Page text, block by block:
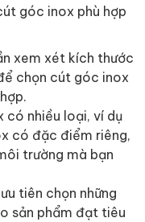
góc inox phù hợp
xem xét kích thước
chọn cút góc inox
có nhiều loại, ví dụ
có đặc điểm riêng,
trường mà bạn
tiên chọn những
sản phẩm đạt tiêu